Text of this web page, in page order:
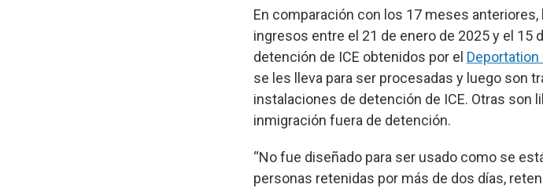
En comparación con los 17 meses
ingresos entre el 21 de enero de 2025 y el 15
detención de ICE obtenidos por el
se les lleva para ser procesadas y luego son
instalaciones de detención de ICE. Otras son
inmigración fuera de detención.
“No fue diseñado para ser usado como se
personas retenidas por más de dos días,